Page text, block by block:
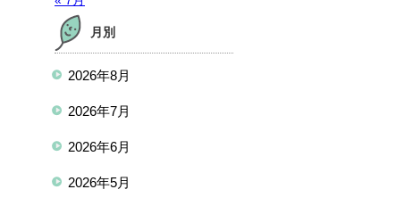
月別
2026年8月
2026年7月
2026年6月
2026年5月